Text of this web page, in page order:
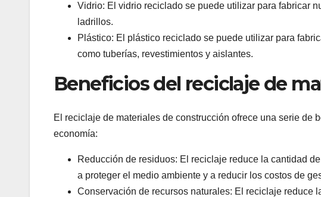
Vidrio: El vidrio reciclado se puede utilizar para fabricar
ladrillos.
Plástico: El plástico reciclado se puede utilizar para
como tuberías, revestimientos y aislantes.
Beneficios del reciclaje de
El reciclaje de materiales de construcción ofrece una serie de
economía:
Reducción de residuos: El reciclaje reduce la cantidad
a proteger el medio ambiente y a reducir los costos de
Conservación de recursos naturales: El reciclaje reduce